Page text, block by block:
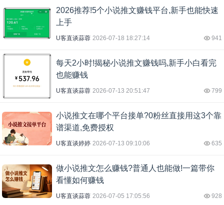
2026推荐!5个小说推文赚钱平台,新手也能快速
上手
U客直谈蒜蓉 2026-07-18 18:27:14 941
每天2小时!揭秘小说推文赚钱吗,新手小白看完
也能赚钱
U客直谈蒜蓉 2026-07-13 20:51:47 799
小说推文在哪个平台接单?0粉丝直接用这3个靠
谱渠道,免费授权
U客直谈婷婷 2026-07-13 09:10:06 635
做小说推文怎么赚钱?普通人也能做!一篇带你
看懂如何赚钱
U客直谈蒜蓉 2026-07-05 17:05:56 928